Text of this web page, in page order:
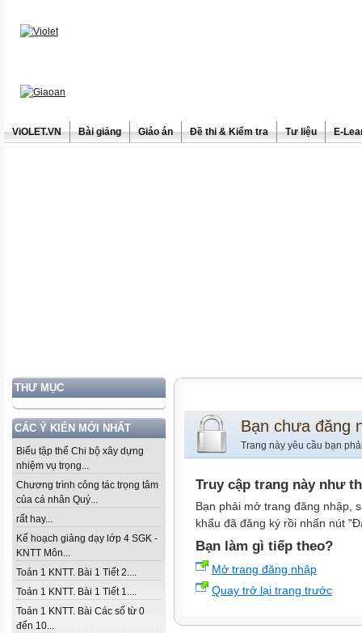
ViOLET.VN Bài giảng Giáo án Đề thi & Kiểm tra Tư liệu E-
THƯ MỤC
CÁC Ý KIẾN MỚI NHẤT
Biểu tập thể Chi bộ xây dựng
nhiệm vụ trọng...
Chương trình công tác trọng tâm
của cá nhân Quý...
rất hay...
Kế hoạch giảng dạy lớp 4 SGK -
KNTT Môn...
Toán 1 KNTT. Bài 1 Tiết 2....
Toán 1 KNTT. Bài 1 Tiết 1....
Toán 1 KNTT. Bài Các số từ 0
đến 10...
Bạn chưa đăng
Trang này yêu cầu bạn
Truy cập trang này như
Bạn phải mở trang đăng nhập,
khẩu đã đăng ký rồi nhấn nút
Bạn làm gì tiếp theo?
Mở trang đăng nhập
Quay trở lại trang trước